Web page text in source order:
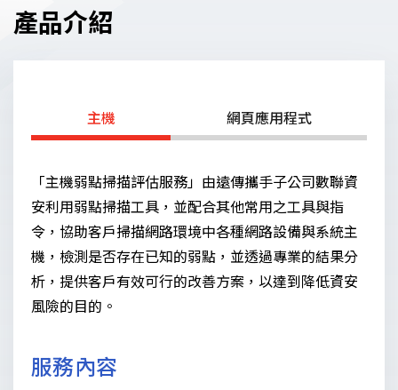
產品介紹
主機 網頁應用程式
「主機弱點掃描評估服務」由遠傳攜手子公司數聯資
安利用弱點掃描工具，並配合其他常用之工具與指
令，協助客戶掃描網路環境中各種網路設備與系統主
機，檢測是否存在已知的弱點，並透過專業的結果分
析，提供客戶有效可行的改善方案，以達到降低資安
風險的目的。
服務內容